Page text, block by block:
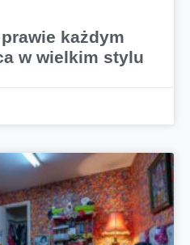
każdym
w wielkim stylu